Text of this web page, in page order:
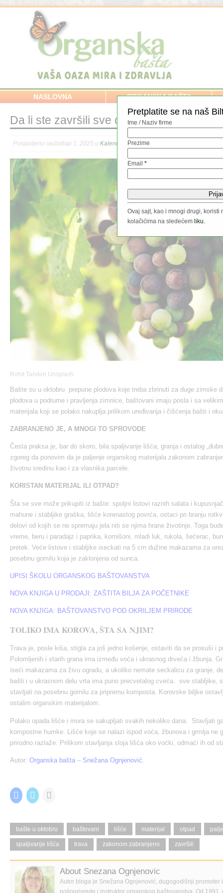
NASLOVNA ORGANSKA BAŠTA
Da li ste završili sve ove poslove?
Postavljeno октобар 1, 2025 u Kalendar radova//
Rohit Tandon Unsplash
Bašte su u oktobru prepune plodova koje treba zbrinuti za duge zimske
plodova u podrume i pravljenja zimnice, baštovani imaju posla i sa
materijala koji se polako nakuplja prilikom uređivanja i čišćenja bašti i
ZABRANJENO JE, A MNOGI TO SPROVODE
Česta praksa je, bar do skoro, bila spaljivanje lišća, granja i ostalog
zgoreg da ponovim da je paljenje organskog materijala zakonom
životnu sredinu kao i za vlasnika parcele.
KORISTAN MATERIJAL ILI OTPAD?
Šta se sve može prikupiti iz bašte: spoljni listovi raznih salata i
mahune i stabljike graška, lišće korenastog povrća, ostaci pri branju
delovi od kojih se ne spremaju jela niti se njima hrane životinje. Toga
vreme, beru i paradajz i paprika, kornišoni, mladi luk, rukola, šećerac,
pretek. Veće listove i stabljike iseckati na 5 cm dužine makazama za
posebnu gomilu koja je zaklonjena od sunca.
UPISI ŠKOLU ORGANSKOG BAŠTOVANSTVA
NOVA KNJIGA U PRODAJI: ZAŠTITA BILJA ZA POČETNIKE
NOVA KNJIGA: BAŠTOVANSTVO POD OKRILJEM PRIRODE
TOLIKO IMA KOROVA, ŠTA SA NJIM?
Trava je, posle kiša, stigla za još jedno košenje, ostaviti da se prosuši i
Polomljenih i starih grana ima između voća i ukrasnog drveća i žbunja.
iseći makazama za živu ogradu, a ukoliko nemate seckalicu za granje,
bašti i u ukrasnom delu vrta ima puno precvetalog cveća. sve stabljike,
stavljati na posebnu gomilu za pripremu komposta. Korovske biljke
ostalim organskim materijalom.
Polako opada lišće i mora se sakupljati svakih nekoliko dana. Stavljati
kompostne humke. Lišće koje se nalazi ispod voća, žbunova i grmlja ne
prirodno razlaže. Prilikom stavljanja sloja lišća oko voćki, odmaći ih od
Autor: Organska bašta – Snežana Ognjenović
C
l
t
o
s
h
a
r
o
n
F
a
C
l
o
s
h
a
r
e
o
n
T
w
t
o
e
m
a
i
l
bašte u oktobru baštovani lišće materijal otpad
spaljivanje lišća trava zakonom zabranjeno završili
About Snezana Ognjenovic
Autor bloga je Snežana Ognjenović, dugogodišnji promoter
poljoprivrede i instruktor organskog baštovanstva. Od
Pretplatite se na naš
Ime / Naziv firme
Prezime
Email *
Ovaj sajt, kao i mnogi drugi,
kolačićima na sledećem liku.